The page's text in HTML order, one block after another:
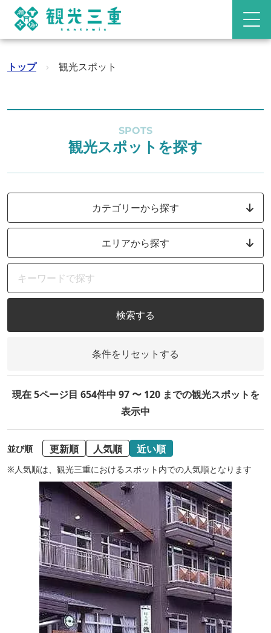
トップ › 観光スポット
SPOTS
観光スポットを探す
カテゴリーから探す
エリアから探す
検索する
条件をリセットする
現在 5ページ目 654件中 97 〜 120 までの観光スポットを
表示中
並び順 更新順 人気順 近い順
※人気順は、観光三重におけるスポット内での人気順となります